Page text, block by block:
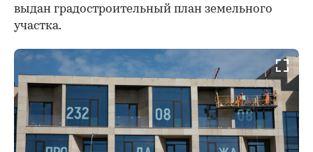
выдан градостроительный план земельного
участка.